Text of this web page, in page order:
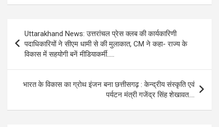
ce
o
o
k
se
g
er
at
A
p
p
e
gr
a
m
ail py
Li
n
ar
e
navigation
Uttarakhand News: उत्तरांचल प्रेस क्लब की कार्यकारिणी
पदाधिकारियों ने सीएम धामी से की मुलाकात, CM ने कहा- राज्य के
विकास में सहयोगी बनें मीडियाकर्मी…..
भारत के विकास का ग्रोथ इंजन बना छत्तीसगढ़ : केन्द्रीय संस्कृति एवं
पर्यटन मंत्री गजेंद्र सिंह शेखावत….